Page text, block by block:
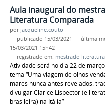
Aula inaugural do
Literatura Comparada
por jacqueline.couto
— publicado 15/03/2021 — última
15/03/2021 15h42
— registrado em: mestrado literatura
Atividade será no dia 22 de
tema “Uma viagem de olhos
mares nunca antes revelados:
divulgar Clarice Lispector (e
brasileira) na Itália”